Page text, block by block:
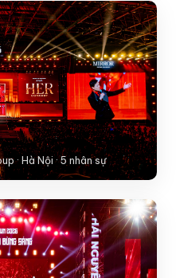
· Hà Nội · 5 nhân sự